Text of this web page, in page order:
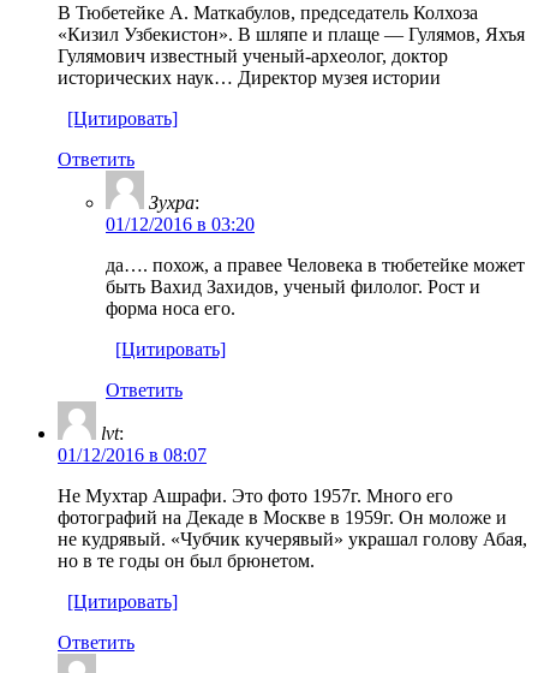
В Тюбетейке А. Маткабулов, председатель Колхоза
«Кизил Узбекистон». В шляпе и плаще — Гулямов, Яхъя
Гулямович известный ученый-археолог, доктор
исторических наук… Директор музея истории
[Цитировать]
Ответить
Зухра:
01/12/2016 в 03:20
да…. похож, а правее Человека в тюбетейке может
быть Вахид Захидов, ученый филолог. Рост и
форма носа его.
[Цитировать]
Ответить
lvt:
01/12/2016 в 08:07
Не Мухтар Ашрафи. Это фото 1957г. Много его
фотографий на Декаде в Москве в 1959г. Он моложе и
не кудрявый. «Чубчик кучерявый» украшал голову Абая,
но в те годы он был брюнетом.
[Цитировать]
Ответить